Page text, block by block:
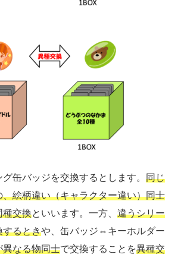
缶バッジを交換するとします。 同じ
絵柄違い（キャラクター違い）同士
種交換といいます。一方、 違うシリー
するときや、缶バッジ⇔キーホルダー
異なる物同士で交換することを異種交